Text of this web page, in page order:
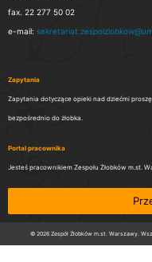
fax. 22 277 50 02
e-mail:
Zapytania
Zapytania dotyczące opieki nad dziećmi
bezpośrednio do żłobka.
Portal pracownika
Jesteś pracownikiem Zespołu Żłobków m.st.
© 2026 Zespół Żłobków m.st. Warszawy.